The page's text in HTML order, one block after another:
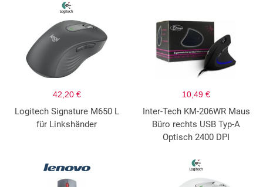
42,20 €
Logitech Signature M650 L
für Linkshänder
10,49 €
Inter-Tech KM-206WR Maus
Büro rechts USB Typ-A
Optisch 2400 DPI